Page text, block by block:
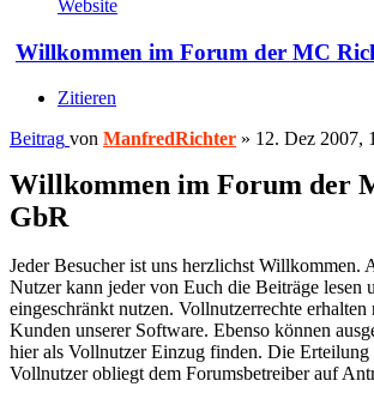
Website
Willkommen im Forum der MC
Zitieren
Beitrag von ManfredRichter » 12. Dez 2007,
Willkommen im Forum der
GbR
Jeder Besucher ist uns herzlichst Willkommen.
Nutzer kann jeder von Euch die Beiträge lesen
eingeschränkt nutzen. Vollnutzerrechte erhalten
Kunden unserer Software. Ebenso können
hier als Vollnutzer Einzug finden. Die Erteilung
Vollnutzer obliegt dem Forumsbetreiber auf